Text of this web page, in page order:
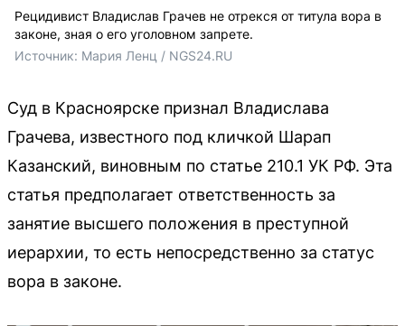
Рецидивист Владислав Грачев не отрекся от титула вора в
законе, зная о его уголовном запрете.
Источник: Мария Ленц / NGS24.RU
Суд в Красноярске признал Владислава
Грачева, известного под кличкой Шарап
Казанский, виновным по статье 210.1 УК РФ. Эта
статья предполагает ответственность за
занятие высшего положения в преступной
иерархии, то есть непосредственно за статус
вора в законе.